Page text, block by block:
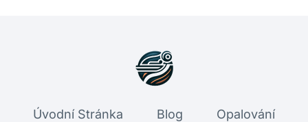
Úvodní Stránka Blog
Opalování